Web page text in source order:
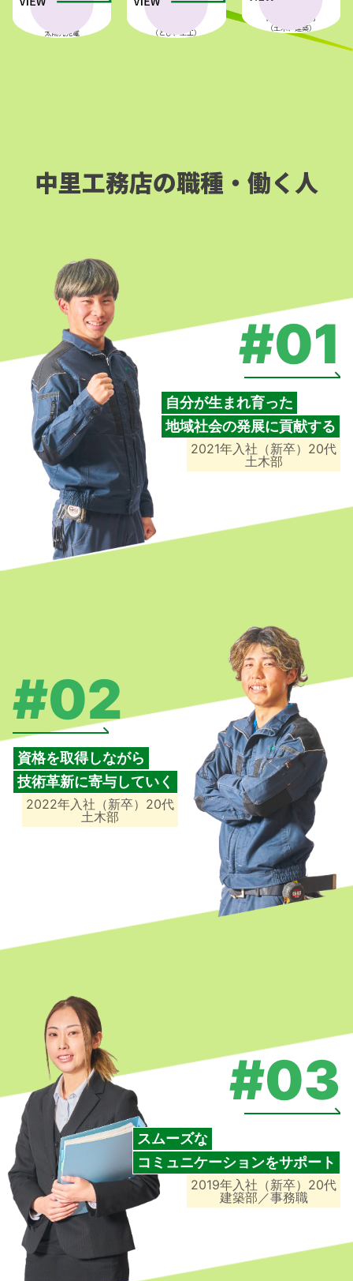
太陽光発電
（とび、土工）
国・県・市町村
（土木、建築）
中里工務店の職種・働く人
#01
自分が生まれ育った
地域社会の発展に貢献する
2021年入社（新卒）20代
土木部
#02
資格を取得しながら
技術革新に寄与していく
2022年入社（新卒）20代
土木部
#03
スムーズな
コミュニケーションをサポート
2019年入社（新卒）20代
建築部／事務職